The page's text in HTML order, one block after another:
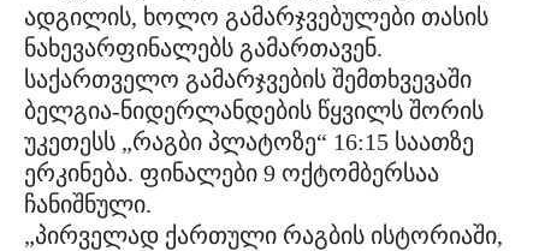
ადგილის, ხოლო გამარჯვებულები თასის
ნახევარფინალებს გამართავენ.
საქართველო გამარჯვების შემთხვევაში
ბელგია-ნიდერლანდების წყვილს შორის
უკეთესს „რაგბი პლატოზე“ 16:15 საათზე
ერკინება. ფინალები 9 ოქტომბერსაა
ჩანიშნული.
„პირველად ქართული რაგბის ისტორიაში,